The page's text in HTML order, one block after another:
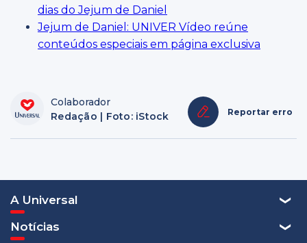
dias do Jejum de Daniel
Jejum de Daniel: UNIVER Vídeo reúne
conteúdos especiais em página exclusiva
Colaborador
Redação | Foto: iStock
Reportar erro
A Universal
Notícias